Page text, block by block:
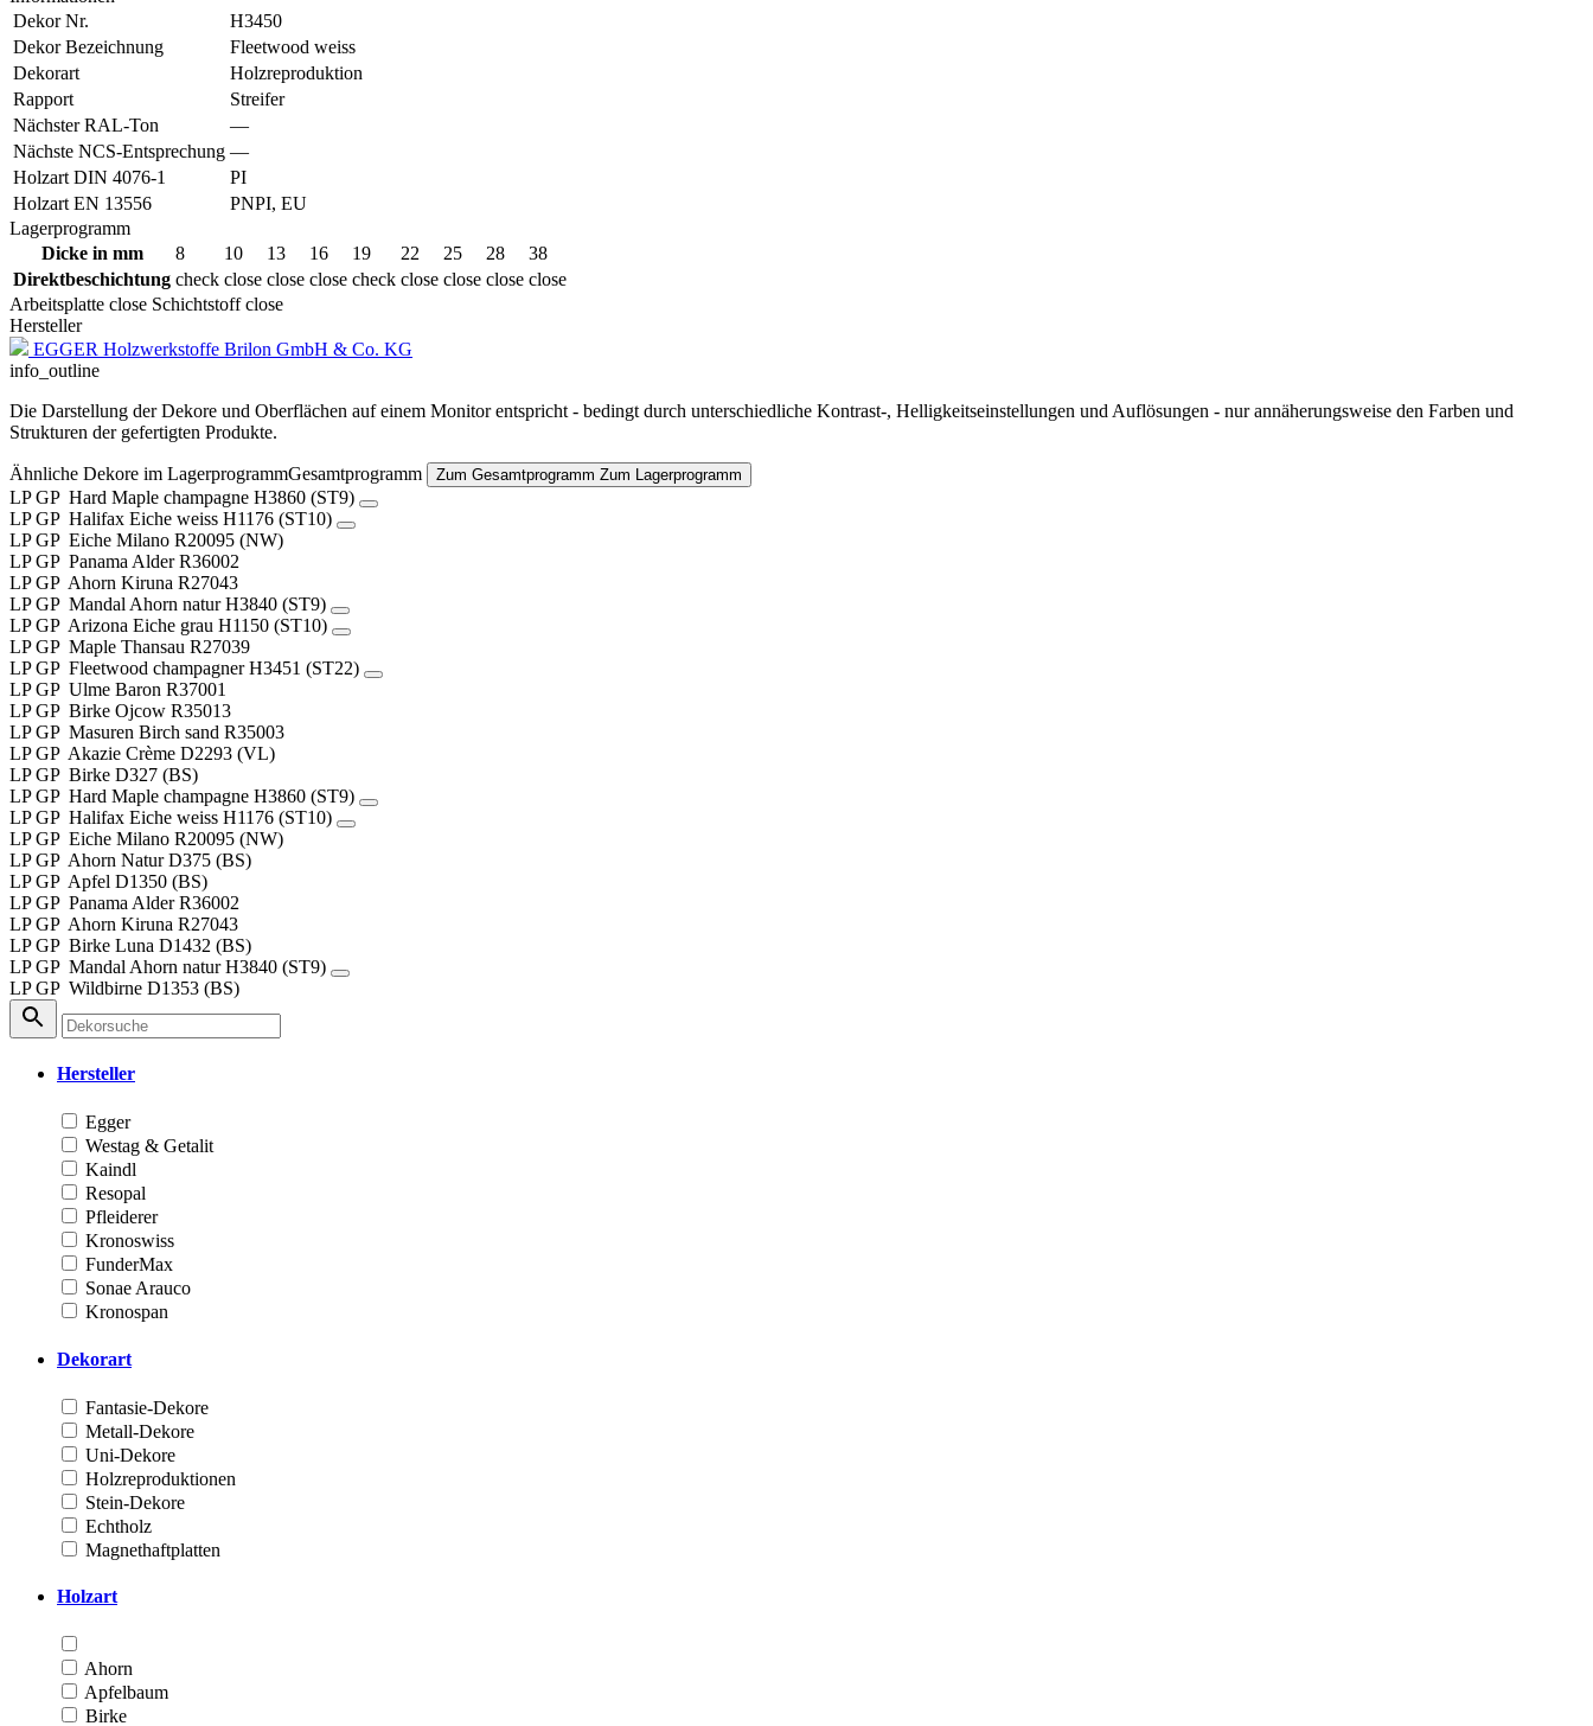
Dekor Nr.
H3450
Dekor Bezeichnung
Fleetwood weiss
Dekorart
Holzreproduktion
Rapport
Streifer
Nächster RAL-Ton
—
Nächste NCS-Entsprechung —
Holzart DIN 4076-1
PI
Holzart EN 13556
PNPI, EU
Lagerprogramm
Dicke in mm
8 10 13 16 19 22 25 28
38
Direktbeschichtung check close close close check close close close close
Arbeitsplatte close Schichtstoff close
Hersteller
EGGER Holzwerkstoffe Brilon GmbH & Co. KG
info_outline
Die Darstellung der Dekore und Oberflächen auf einem Monitor entspricht - bedingt durch unterschiedliche Kontrast-, Helligkeitseinstellungen und Auflösungen - nur annäherungsweise den Farben und
Strukturen der gefertigten Produkte.
Ähnliche Dekore im LagerprogrammGesamtprogramm Zum Gesamtprogramm Zum Lagerprogramm
LP GP Hard Maple champagne H3860 (ST9)
LP GP Halifax Eiche weiss H1176 (ST10)
LP GP Eiche Milano R20095 (NW)
LP GP Panama Alder R36002
LP GP Ahorn Kiruna R27043
LP GP Mandal Ahorn natur H3840 (ST9)
LP GP Arizona Eiche grau H1150 (ST10)
LP GP Maple Thansau R27039
LP GP Fleetwood champagner H3451 (ST22)
LP GP Ulme Baron R37001
LP GP Birke Ojcow R35013
LP GP Masuren Birch sand R35003
LP GP Akazie Crème D2293 (VL)
LP GP Birke D327 (BS)
LP GP Hard Maple champagne H3860 (ST9)
LP GP Halifax Eiche weiss H1176 (ST10)
LP GP Eiche Milano R20095 (NW)
LP GP Ahorn Natur D375 (BS)
LP GP Apfel D1350 (BS)
LP GP Panama Alder R36002
LP GP Ahorn Kiruna R27043
LP GP Birke Luna D1432 (BS)
LP GP Mandal Ahorn natur H3840 (ST9)
LP GP Wildbirne D1353 (BS)
Hersteller
Egger
Westag & Getalit
Kaindl
Resopal
Pfleiderer
Kronoswiss
FunderMax
Sonae Arauco
Kronospan
Dekorart
Fantasie-Dekore
Metall-Dekore
Uni-Dekore
Holzreproduktionen
Stein-Dekore
Echtholz
Magnethaftplatten
Holzart
Ahorn
Apfelbaum
Birke